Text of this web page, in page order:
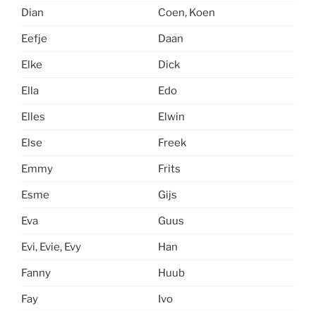
Dian Coen, Koen
Eefje Daan
Elke Dick
Ella Edo
Elles Elwin
Else Freek
Emmy Frits
Esme Gijs
Eva Guus
Evi, Evie, Evy Han
Fanny Huub
Fay Ivo